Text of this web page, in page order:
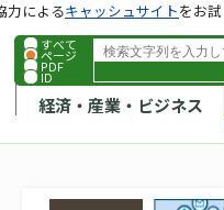
すべて
ページ
PDF
ID
経済・産業・ビジネス
力によるキャッシュサイトをお試